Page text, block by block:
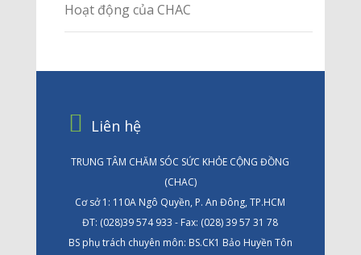
Hoạt động của CHAC
Liên hệ
TRUNG TÂM CHĂM SÓC SỨC KHỎE CỘNG ĐỒNG
(CHAC)
Cơ sở 1: 110A Ngô Quyền, P. An Đông, TP.HCM
ĐT: (028)39 574 933 - Fax: (028) 39 57 31 78
BS phụ trách chuyên môn: BS.CK1 Bảo Huyền Tôn